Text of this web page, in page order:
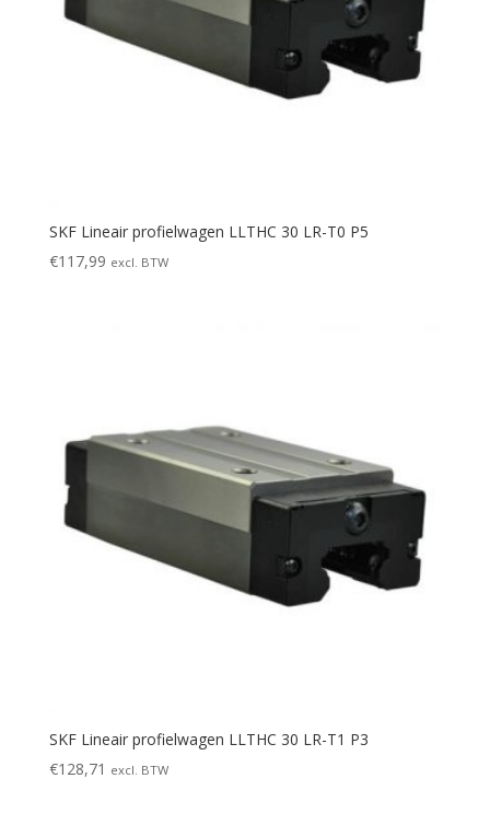
SKF Lineair profielwagen LLTHC 30 LR-T0 P5
€117,99 excl. BTW
SKF Lineair profielwagen LLTHC 30 LR-T1 P3
€128,71 excl. BTW